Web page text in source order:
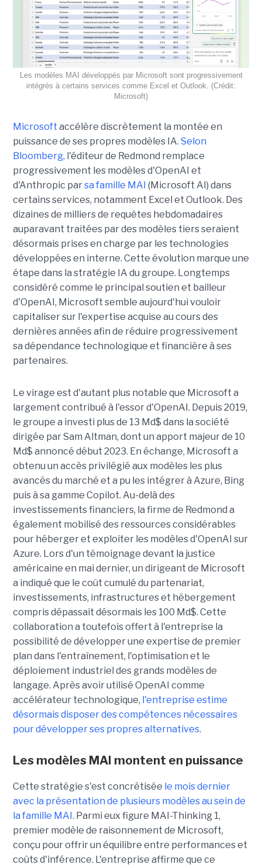
Les modèles MAI développés par Microsoft sont progressivement
intégrés à certains services comme Excel et Outlook. (Crédit:
Microsoft)
Microsoft accélère discrètement la montée en
puissance de ses propres modèles IA. Selon
Bloomberg, l'éditeur de Redmond remplace
progressivement les modèles d'OpenAI et
d'Anthropic parsa famille MAI (Microsoft AI) dans
certains services, notamment Excel et Outlook. Des
dizaines de milliers de requêtes hebdomadaires
auparavant traitées par des modèles tiers seraient
désormais prises en charge par les technologies
développées en interne. Cette évolution marque une
étape dans la stratégie IA du groupe. Longtemps
considéré comme le principal soutien et bailleur
d'OpenAI, Microsoft semble aujourd'hui vouloir
capitaliser sur l'expertise acquise au cours des
dernières années afin de réduire progressivement
sa dépendance technologique et financière à ses
partenaires.
Le virage est d'autant plus notable que Microsoft a
largement contribué à l'essor d'OpenAI. Depuis 2019,
le groupe a investi plus de 13 Md$ dans la société
dirigée par Sam Altman, dont un apport majeur de 10
Md$ annoncé début 2023. En échange, Microsoft a
obtenu un accès privilégié aux modèles les plus
avancés du marché et a pu les intégrer à Azure, Bing
puis à sa gamme Copilot. Au-delà des
investissements financiers, la firme de Redmond a
également mobilisé des ressources considérables
pour héberger et exploiter les modèles d'OpenAI sur
Azure. Lors d'un témoignage devant la justice
américaine en mai dernier, un dirigeant de Microsoft
a indiqué que le coût cumulé du partenariat,
investissements, infrastructures et hébergement
compris dépassait désormais les 100 Md$. Cette
collaboration a toutefois offert à l'entreprise la
possibilité de développer une expertise de premier
plan dans l'entraînement, l'optimisation et le
déploiement industriel des grands modèles de
langage. Après avoir utilisé OpenAI comme
accélérateur technologique, l'entreprise estime
désormais disposer des compétences nécessaires
pour développer ses propres alternatives.
Les modèles MAI montent en puissance
Cette stratégie s'est concrétisée le mois dernier
avec la présentation de plusieurs modèles au sein de
la famille MAI . Parmi eux figure MAI-Thinking 1,
premier modèle de raisonnement de Microsoft,
conçu pour offrir un équilibre entre performances et
coûts d'inférence. L'entreprise affirme que ce